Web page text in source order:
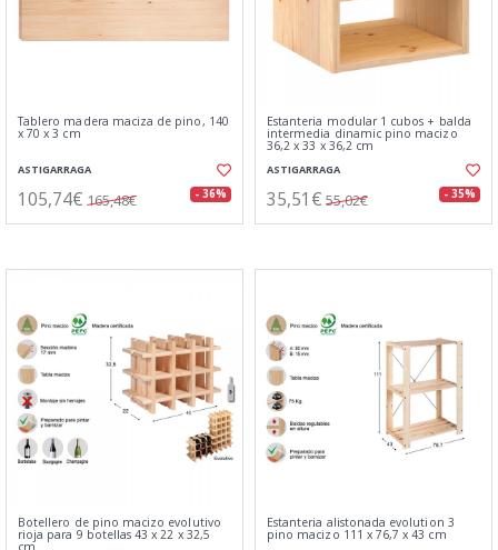
Tablero madera maciza de pino, 140
x 70 x 3 cm
ASTIGARRAGA
105,74€ 165,48€ - 36%
Estanteria modular 1 cubos + balda
intermedia dinamic pino macizo
36,2 x 33 x 36,2 cm
ASTIGARRAGA
35,51€ 55,02€ - 35%
Botellero de pino macizo evolutivo
rioja para 9 botellas 43 x 22 x 32,5
cm
Estanteria alistonada evolution 3
pino macizo 111 x 76,7 x 43 cm